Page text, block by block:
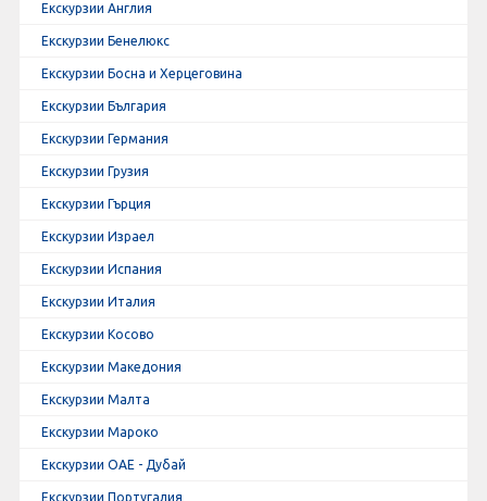
Екскурзии Англия
Екскурзии Бенелюкс
Екскурзии Босна и Херцеговина
Екскурзии България
Екскурзии Германия
Екскурзии Грузия
Екскурзии Гърция
Екскурзии Израел
Екскурзии Испания
Екскурзии Италия
Екскурзии Косово
Екскурзии Македония
Екскурзии Малта
Екскурзии Мароко
Екскурзии ОАЕ - Дубай
Екскурзии Португалия